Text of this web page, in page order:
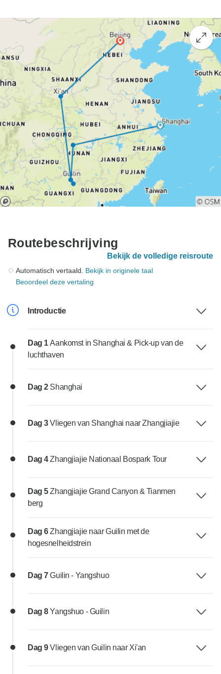
Routebeschrijving
Bekijk de volledige reisroute
Automatisch vertaald. Bekijk in originele taal
Beoordeel deze vertaling
Introductie
Dag 1Aankomst in Shanghai & Pick-up van de
luchthaven
Dag 2 Shanghai
Dag 3Vliegen van Shanghai naar Zhangjiajie
Dag 4Zhangjiajie Nationaal Bospark Tour
Dag 5Zhangjiajie Grand Canyon & Tianmen
berg
Dag 6Zhangjiajie naar Guilin met de
hogesnelheidstrein
Dag 7Guilin - Yangshuo
Dag 8Yangshuo - Guilin
Dag 9Vliegen van Guilin naar Xi'an